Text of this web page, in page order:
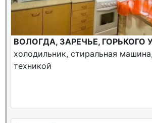
ВОЛОГДА, ЗАРЕЧЬЕ, ГОРЬКОГО
холодильник, стиральная
техникой